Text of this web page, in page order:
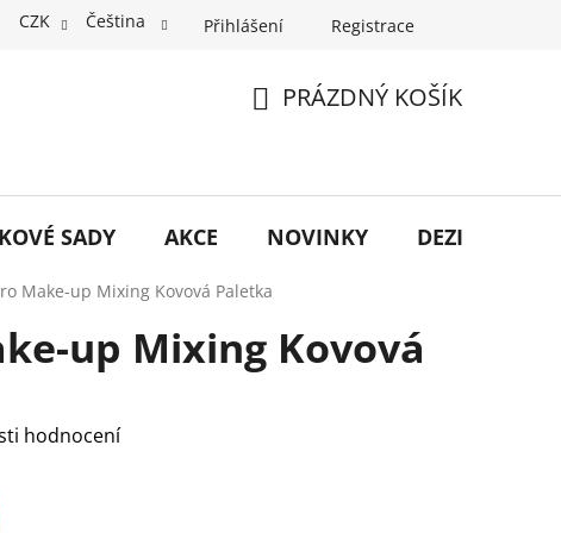
CZK Čeština Přihlášení Registrace
PRÁZDNÝ KOŠÍK
SADY AKCE NOVINKY DEZINFEKCE
Make-up Mixing Kovová Paletka
up Mixing Kovová
hodnocení